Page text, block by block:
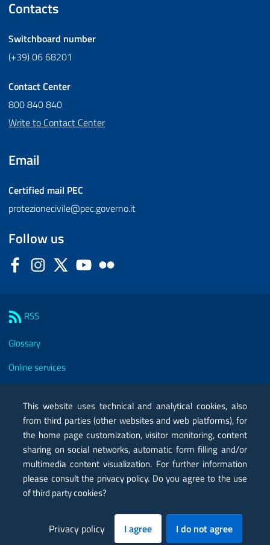
Contacts
Switchboard number
(+39) 06 68201
Contact Center
800 840 840
Write to Contact Center
Email
Certified mail PEC
protezionecivile@pec.governo.it
Follow us
FacebookInstagram
Twitter YouTube
RSS
Glossary
Online services
Certified mail PEC
Privacy
Legal notes
Contacts
Accessibility statement
This website uses technical and analytical cookies, also
from third parties (other websites and web platforms), for
the home page customization, visitor monitoring, content
sharing on social networks, automatic form filling and/or
multimedia content visualization. For further information
please consult the privacy policy. Do you agree to the use
of third party cookies?
Privacy policy I agree I do not agree